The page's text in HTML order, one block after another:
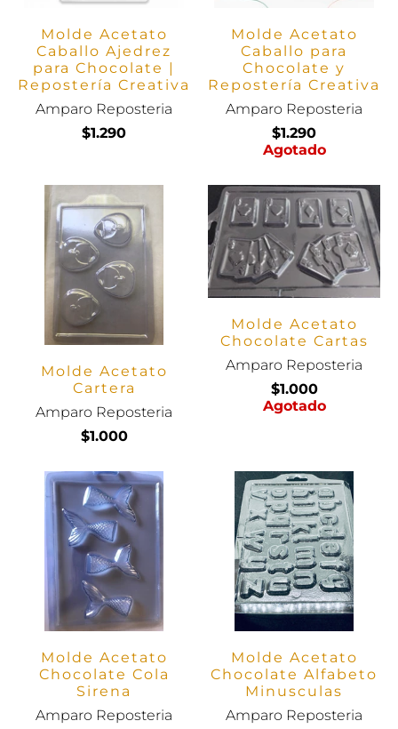
Molde Acetato
Caballo Ajedrez
para Chocolate |
Repostería Creativa
Amparo Reposteria
$1.290
Molde Acetato
Caballo para
Chocolate y
Repostería Creativa
Amparo Reposteria
$1.290
Agotado
Molde Acetato
Cartera
Amparo Reposteria
$1.000
Molde Acetato
Chocolate Cartas
Amparo Reposteria
$1.000
Agotado
Molde Acetato
Chocolate Cola
Sirena
Amparo Reposteria
Molde Acetato
Chocolate Alfabeto
Minusculas
Amparo Reposteria